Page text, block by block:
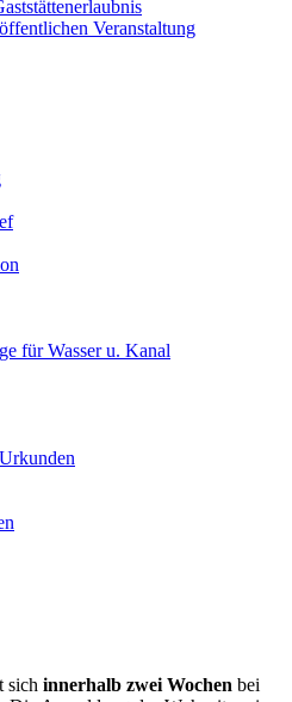
Veranstaltung
für Wasser u. Kanal
sich innerhalb zwei Wochen bei